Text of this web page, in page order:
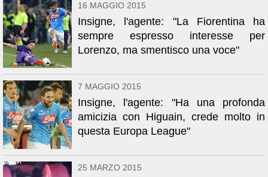
16 MAGGIO 2015
Insigne, l'agente: "La Fiorentina ha
sempre espresso interesse per
Lorenzo, ma smentisco una voce"
7 MAGGIO 2015
Insigne, l'agente: "Ha una profonda
amicizia con Higuain, crede molto in
questa Europa League"
25 MARZO 2015